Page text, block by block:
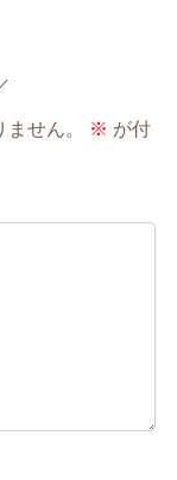
せん。 ※ が付